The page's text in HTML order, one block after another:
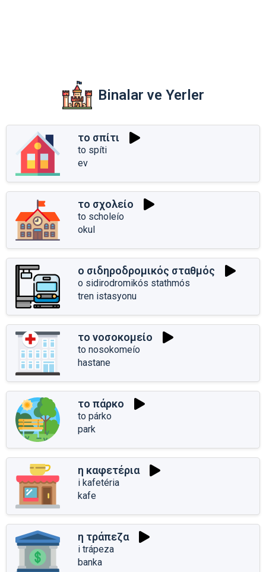
Binalar ve Yerler
το σπίτι
to spíti
ev
το σχολείο
to scholeío
okul
ο σιδηροδρομικός σταθμός
o sidirodromikós stathmós
tren istasyonu
το νοσοκομείο
to nosokomeío
hastane
το πάρκο
to párko
park
η καφετέρια
i kafetéria
kafe
η τράπεζα
i trápeza
banka